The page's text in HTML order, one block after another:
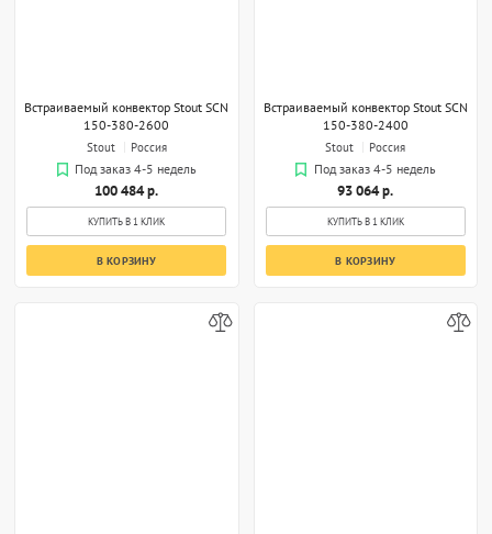
Встраиваемый конвектор Stout SCN
150-380-2600
Stout
Россия
Под заказ 4-5 недель
100 484 р.
КУПИТЬ В 1 КЛИК
В КОРЗИНУ
Встраиваемый конвектор Stout SCN
150-380-2400
Stout
Россия
Под заказ 4-5 недель
93 064 р.
КУПИТЬ В 1 КЛИК
В КОРЗИНУ